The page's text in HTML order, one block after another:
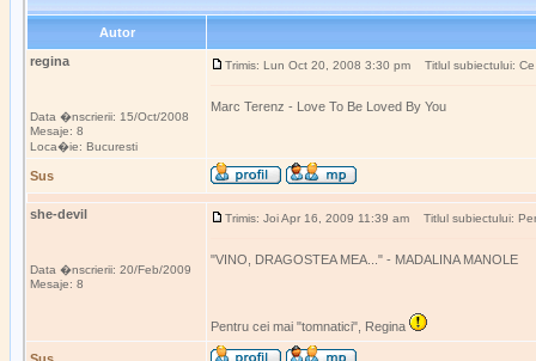
Autor
regina
Data �nscrierii: 15/Oct/2008
Mesaje: 8
Loca�ie: Bucuresti
Trimis: Lun Oct 20, 2008 3:30 pm Titlul subiectului:
Marc Terenz - Love To Be Loved By You
Sus
she-devil
Data �nscrierii: 20/Feb/2009
Mesaje: 8
Trimis: Joi Apr 16, 2009 11:39 am Titlul subiectului:
"VINO, DRAGOSTEA MEA..." - MADALINA MANOLE
Pentru cei mai "tomnatici", Regina